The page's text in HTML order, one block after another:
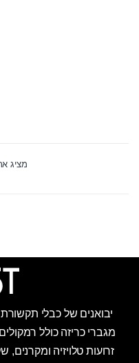
מציג את כל 8
יבואנים של כבלי תקשורת
מגברי כריזה כולל
זרועות טלויזיה